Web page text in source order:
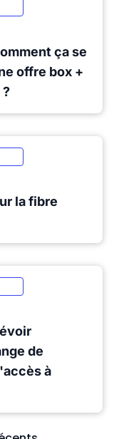
ça se
offre box +
la fibre
de
à